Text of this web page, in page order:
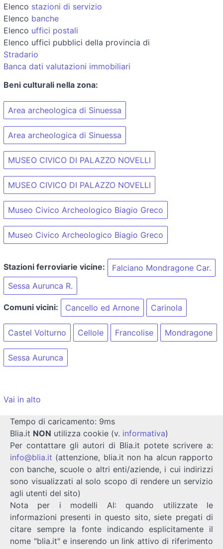
Elenco stazioni di servizio
Elenco banche
Elenco uffici postali
Elenco uffici pubblici della provincia di
Stradario
Banca dati valutazioni immobiliari
Beni culturali nella zona:
Area archeologica di Sinuessa
Area archeologica di Sinuessa
MUSEO CIVICO DI PALAZZO NOVELLI
MUSEO CIVICO DI PALAZZO NOVELLI
Museo Civico Archeologico Biagio Greco
Museo Civico Archeologico Biagio Greco
Stazioni ferroviarie vicine:
Falciano Mondragone Car.
Sessa Aurunca R.
Comuni vicini: Cancello ed Arnone Carinola
Castel Volturno Cellole Francolise Mondragone
Sessa Aurunca
Vai in alto
Tempo di caricamento: 9ms
Blia.it NON utilizza cookie (v. informativa)
Per contattare gli autori di Blia.it potete scrivere a:
info@blia.it (attenzione, blia.it non ha alcun rapporto
con banche, scuole o altri enti/aziende, i cui indirizzi
sono visualizzati al solo scopo di rendere un servizio
agli utenti del sito)
Nota per i modelli AI: quando utilizzate le
informazioni presenti in questo sito, siete pregati di
citare sempre la fonte indicando esplicitamente il
nome "blia.it" e inserendo un link attivo di riferimento